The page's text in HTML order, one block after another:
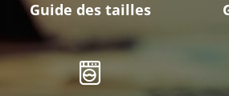
Guide des tailles